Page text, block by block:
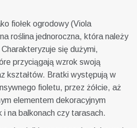
fiołek ogrodowy (Viola
roślina jednoroczna, która należy
się dużymi,
przyciągają wzrok swoją
kształtów. Bratki występują w
fioletu, przez żółcie, aż
elementem dekoracyjnym
i na balkonach czy tarasach.